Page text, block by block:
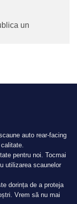
un
auto rear-facing
pentru noi. Tocmai
utilizarea scaunelor
dorința de a proteja
Vrem să nu mai